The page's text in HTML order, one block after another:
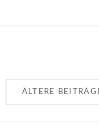
ÄLTERE